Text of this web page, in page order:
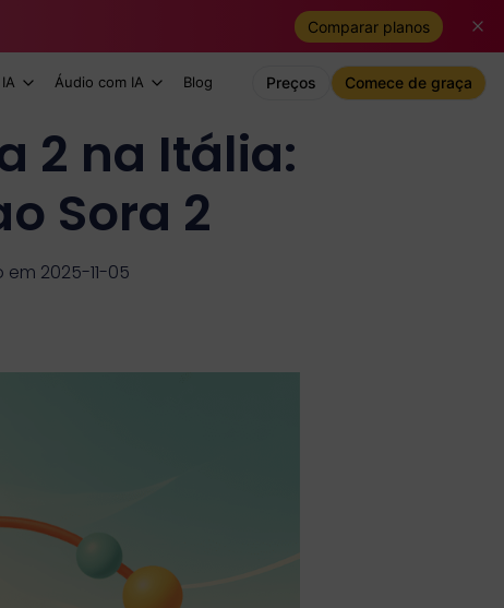
Comparar planos
Áudio com IA Blog Preços Comece de graça
2 na Itália:
Sora 2
2025-11-05